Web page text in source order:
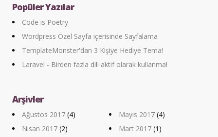
Popüler Yazılar
Code is Poetry
Wordpress Özel Sayfa içerisinde Sayfalama
TemplateMonster'dan 3 Kişiye Hediye Tema!
Laravel - Birden fazla dili aktif olarak kullanma!
Arşivler
Ağustos 2017 (4) Mayıs 2017 (4)
Nisan 2017 (2) Mart 2017 (1)